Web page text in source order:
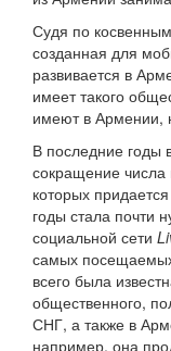
Судя по
созданная для
развивается в
имеет такого
имеют в Армении,
В последние годы
сокращение
которых
годы стала почти
социальной сети
самых
всего была
общественного,
СНГ, а также в
например, она